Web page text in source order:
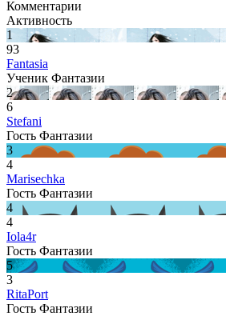
Комментарии
Активность
1
93
Fantasia
Ученик Фантазии
2
6
Stefani
Гость Фантазии
3
4
Marisechka
Гость Фантазии
4
4
Iola4r
Гость Фантазии
5
3
RitaPort
Гость Фантазии